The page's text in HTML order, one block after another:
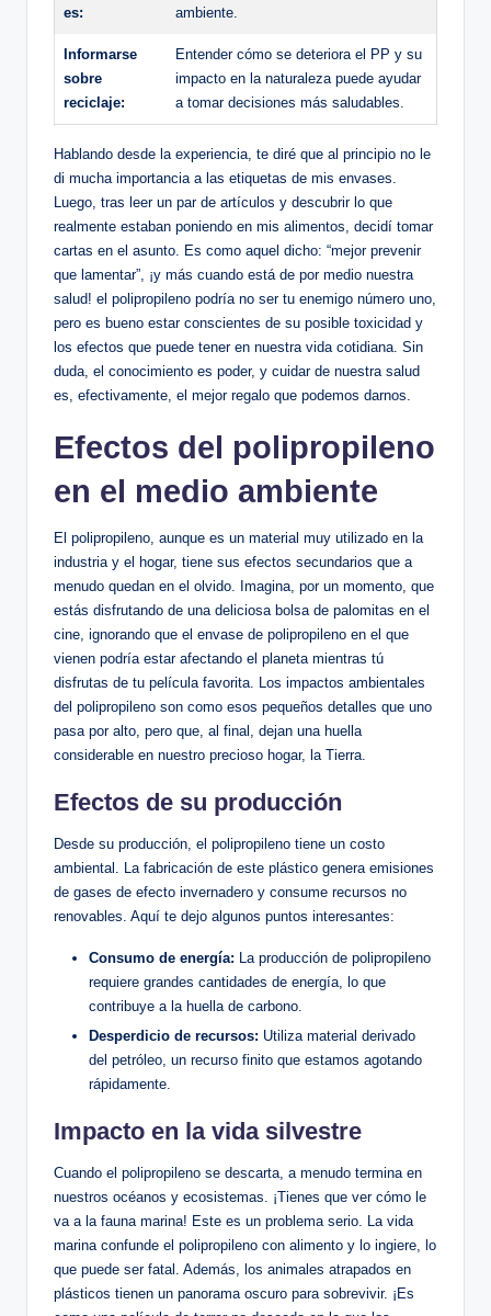
es:
ambiente.
Informarse
sobre
reciclaje:
Entender cómo se deteriora el PP y su
impacto en la naturaleza puede ayudar
a tomar decisiones más saludables.
Hablando desde la experiencia, te diré que al principio no le
di mucha importancia a las etiquetas de mis envases.
Luego, tras leer un par de artículos y descubrir lo que
realmente estaban poniendo en mis alimentos, decidí tomar
cartas en el asunto. Es como aquel dicho: “mejor prevenir
que lamentar”, ¡y más cuando está de por medio nuestra
salud! el polipropileno podría no ser tu enemigo número uno,
pero es bueno estar conscientes de su posible toxicidad y
los efectos que puede tener en nuestra vida cotidiana. Sin
duda, el conocimiento es poder, y cuidar de nuestra salud
es, efectivamente, el mejor regalo que podemos darnos.
Efectos del polipropileno
en el medio ambiente
El polipropileno, aunque es un material muy utilizado en la
industria y el hogar, tiene sus efectos secundarios que a
menudo quedan en el olvido. Imagina, por un momento, que
estás disfrutando de una deliciosa bolsa de palomitas en el
cine, ignorando que el envase de polipropileno en el que
vienen podría estar afectando el planeta mientras tú
disfrutas de tu película favorita. Los impactos ambientales
del polipropileno son como esos pequeños detalles que uno
pasa por alto, pero que, al final, dejan una huella
considerable en nuestro precioso hogar, la Tierra.
Efectos de su producción
Desde su producción, el polipropileno tiene un costo
ambiental. La fabricación de este plástico genera emisiones
de gases de efecto invernadero y consume recursos no
renovables. Aquí te dejo algunos puntos interesantes:
Consumo de energía: La producción de polipropileno
requiere grandes cantidades de energía, lo que
contribuye a la huella de carbono.
Desperdicio de recursos: Utiliza material derivado
del petróleo, un recurso finito que estamos agotando
rápidamente.
Impacto en la vida silvestre
Cuando el polipropileno se descarta, a menudo termina en
nuestros océanos y ecosistemas. ¡Tienes que ver cómo le
va a la fauna marina! Este es un problema serio. La vida
marina confunde el polipropileno con alimento y lo ingiere, lo
que puede ser fatal. Además, los animales atrapados en
plásticos tienen un panorama oscuro para sobrevivir. ¡Es